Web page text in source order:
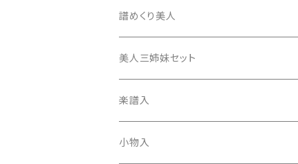
地唄撥
撥滑り止めゴム
ひざゴム・胴ゴム・おひざもと
天神袋
天神巾着
譜めくり美人
美人三姉妹セット
楽譜入
小物入